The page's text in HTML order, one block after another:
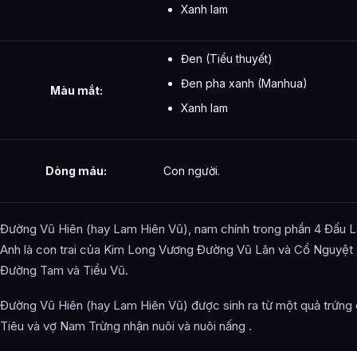
Xanh lam
Màu mắt:
Đen (Tiểu thuyết)
Đen pha xanh (Manhua)
Xanh lam
Dòng máu: Con người.
Đường Vũ Hiên (hay Lam Hiên Vũ), nam chính trong phần 4 Đấu
Anh là con trai của Kim Long Vương Đường Vũ Lân và Cổ
Đường Tam và Tiểu Vũ.
Đường Vũ Hiên (hay Lam Hiên Vũ) được sinh ra từ một quả
Tiêu và vợ Nam Trừng nhận nuôi và nuôi nấng .